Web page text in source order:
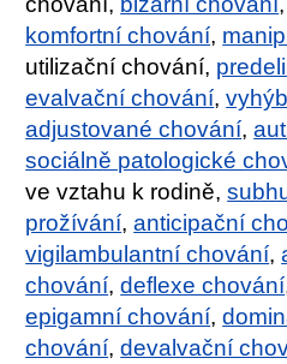
komfortní chování,
utilizační chování,
evalvační chování,
adjustované chování,
sociálně patologické
ve vztahu k rodině,
prožívání,anticipační
vigilambulantní chování,
chování,deflexe chování
epigamní chování,
chování,devalvační